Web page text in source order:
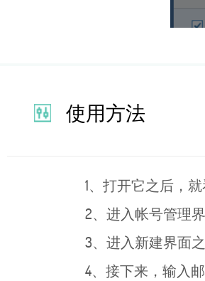
使用方法
1、打开它之后，
2、进入帐号管理
3、进入新建界面
4、接下来，输入